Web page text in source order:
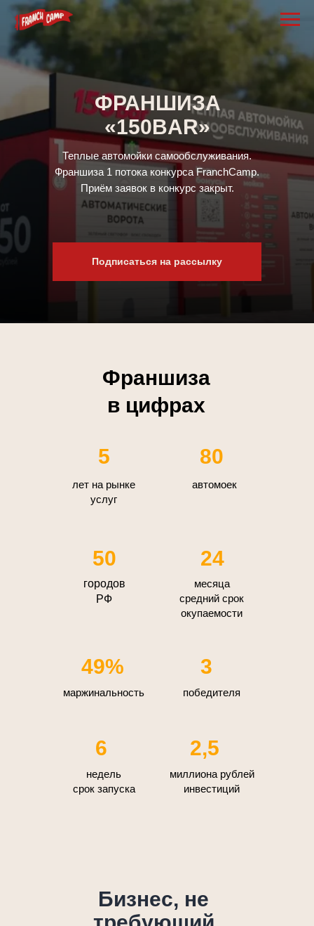
ФРАНШИЗА
«150BAR»
Теплые автомойки самообслуживания.
Франшиза 1 потока конкурса FranchCamp.
Приём заявок в конкурс закрыт.
Подписаться на рассылку
5
лет на рынке
услуг
49%
маржинальность
50
80
автомоек
3
городов
РФ
победителя
2,5
миллиона рублей
инвестиций
6
недель
срок запуска
24
месяца
средний срок
окупаемости
Франшиза
в цифрах
Бизнес, не